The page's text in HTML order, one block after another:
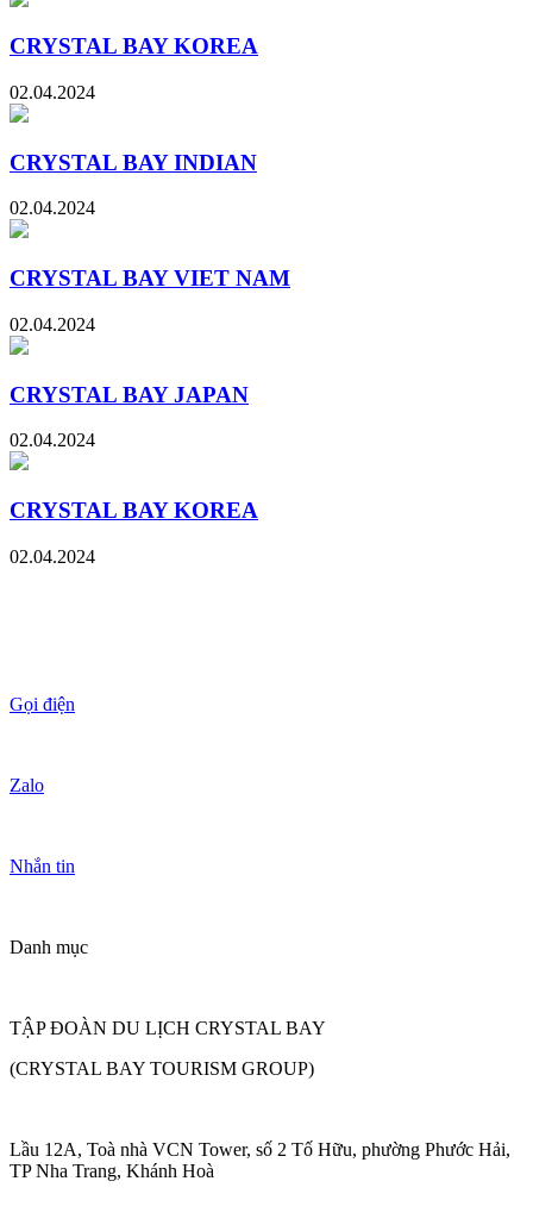
CRYSTAL BAY KOREA
02.04.2024
CRYSTAL BAY INDIAN
02.04.2024
CRYSTAL BAY VIET NAM
02.04.2024
CRYSTAL BAY JAPAN
02.04.2024
CRYSTAL BAY KOREA
02.04.2024
Gọi điện
Zalo
Nhắn tin
Danh mục
TẬP ĐOÀN DU LỊCH CRYSTAL BAY
(CRYSTAL BAY TOURISM GROUP)
Lầu 12A, Toà nhà VCN Tower, số 2 Tố Hữu, phường Phước Hải,
TP Nha Trang, Khánh Hoà